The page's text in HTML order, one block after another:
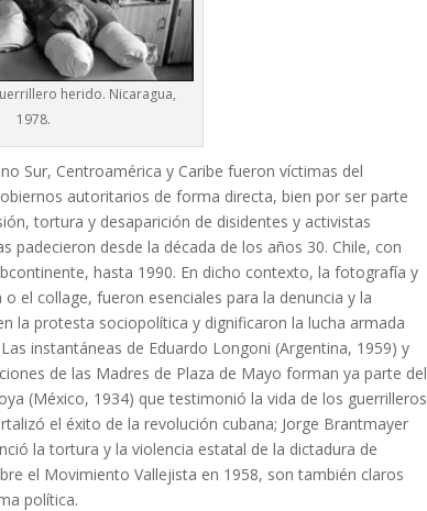
herido. Nicaragua,
1978.
Sur, Centroamérica y Caribe fueron víctimas del
autoritarios de forma directa, bien por ser parte
tortura y desaparición de disidentes y activistas
padecieron desde la década de los años 30. Chile, con
hasta 1990. En dicho contexto, la fotografía y
el collage, fueron esenciales para la denuncia y la
la protesta sociopolítica y dignificaron la lucha armada
instantáneas de Eduardo Longoni (Argentina, 1959) y
de las Madres de Plaza de Mayo forman ya parte del
(México, 1934) que testimonió la vida de los guerrilleros
el éxito de la revolución cubana; Jorge Brantmayer
la tortura y la violencia estatal de la dictadura de
el Movimiento Vallejista en 1958, son también claros
política.